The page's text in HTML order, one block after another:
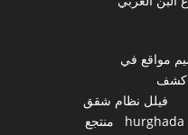
مواقع في
كشف
فيلل نظام شقق
hurghada
منتجع